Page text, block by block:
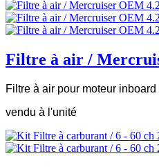
Filtre à air /
Filtre à air pour moteur
vendu à l'unité